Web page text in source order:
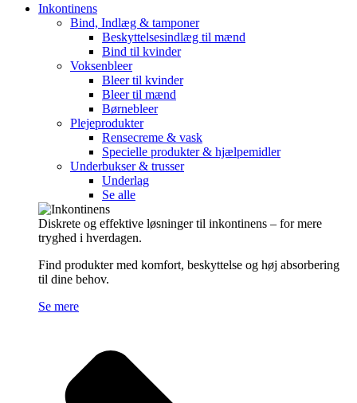
Inkontinens
Bind, Indlæg & tamponer
Beskyttelsesindlæg til mænd
Bind til kvinder
Voksenbleer
Bleer til kvinder
Bleer til mænd
Børnebleer
Plejeprodukter
Rensecreme & vask
Specielle produkter & hjælpemidler
Underbukser & trusser
Underlag
Se alle
Diskrete og effektive løsninger til inkontinens – for mere
tryghed i hverdagen.
Find produkter med komfort, beskyttelse og høj absorbering
til dine behov.
Se mere